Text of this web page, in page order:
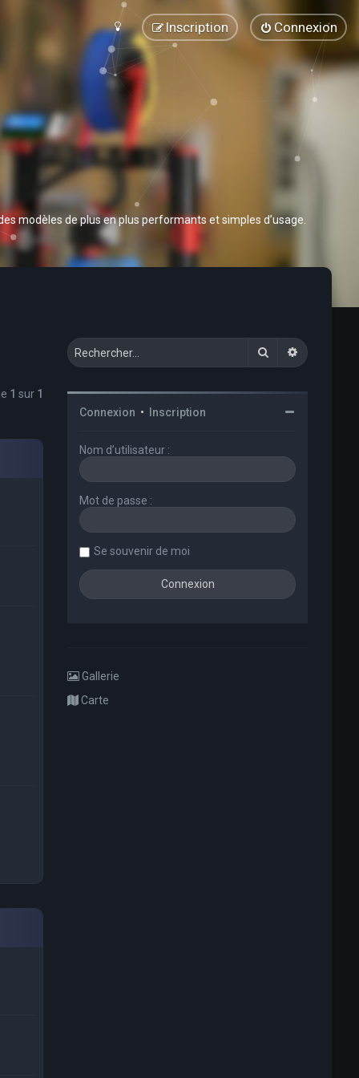
Connexion
Inscription
modèles de plus en plus performants et simples d’usage.
1 sur 1
Rechercher
Connexion • Inscription
Nom d’utilisateur :
Mot de passe :
Se souvenir de moi
Gallerie
Carte